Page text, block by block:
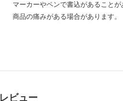
マーカーやペンで書込があることが
商品の痛みがある場合があります。
レビュー